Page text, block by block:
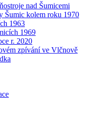
nad Šumicemi
Šumic kolem roku 1970
1963
1969
r. 2020
zpívání ve Vlčnově